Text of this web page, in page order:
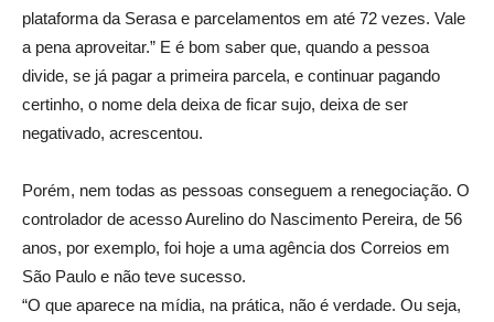
plataforma da Serasa e parcelamentos em até 72 vezes. Vale
a pena aproveitar.” E é bom saber que, quando a pessoa
divide, se já pagar a primeira parcela, e continuar pagando
certinho, o nome dela deixa de ficar sujo, deixa de ser
negativado, acrescentou.
Porém, nem todas as pessoas conseguem a renegociação. O
controlador de acesso Aurelino do Nascimento Pereira, de 56
anos, por exemplo, foi hoje a uma agência dos Correios em
São Paulo e não teve sucesso.
“O que aparece na mídia, na prática, não é verdade. Ou seja,